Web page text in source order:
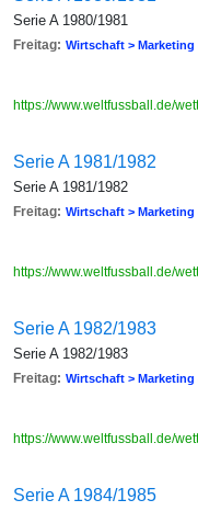
Serie A 1980/1981
Freitag: Wirtschaft > Marketing
https://www.weltfussball.de/
Serie A 1981/1982
Serie A 1981/1982
Freitag: Wirtschaft > Marketing
https://www.weltfussball.de/
Serie A 1982/1983
Serie A 1982/1983
Freitag: Wirtschaft > Marketing
https://www.weltfussball.de/
Serie A 1984/1985